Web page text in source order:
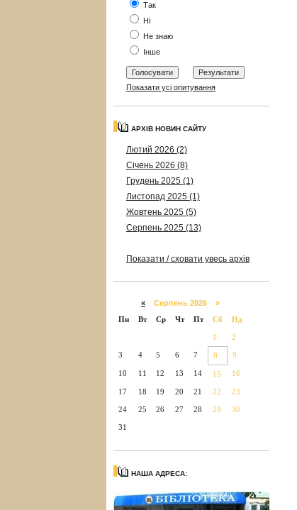
Так
Ні
Не знаю
Інше
Показати усі опитування
АРХІВ НОВИН САЙТУ
Лютий 2026 (2)
Січень 2026 (8)
Грудень 2025 (1)
Листопад 2025 (1)
Жовтень 2025 (5)
Серпень 2025 (13)
Показати / сховати увесь архів
« Серпень 2026 »
Пн
Вт Ср Чт Пт Сб Нд
1 2
3 4 5 6 7 8 9
10 11 12 13 14 15 16
17 18 19 20 21 22 23
24 25 26 27 28 29 30
31
НАША АДРЕСА: